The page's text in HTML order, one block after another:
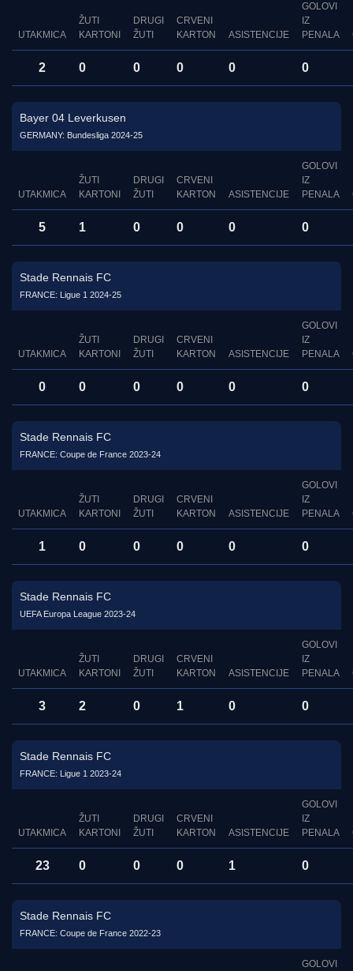
UTAKMICA
ŽUTI
KARTONI
DRUGI
ŽUTI
CRVENI
KARTON
ASISTENCIJE
GOLOVI
IZ
PENALA
2 0 0 0 0 0
Bayer 04 Leverkusen
GERMANY: Bundesliga 2024-25
UTAKMICA
ŽUTI
KARTONI
DRUGI
ŽUTI
CRVENI
KARTON
ASISTENCIJE
GOLOVI
IZ
PENALA
5 1 0 0 0 0
Stade Rennais FC
FRANCE: Ligue 1 2024-25
UTAKMICA
ŽUTI
KARTONI
DRUGI
ŽUTI
CRVENI
KARTON
ASISTENCIJE
GOLOVI
IZ
PENALA
0 0 0 0 0 0
Stade Rennais FC
FRANCE: Coupe de France 2023-24
UTAKMICA
ŽUTI
KARTONI
DRUGI
ŽUTI
CRVENI
KARTON
ASISTENCIJE
GOLOVI
IZ
PENALA
1 0 0 0 0 0
Stade Rennais FC
UEFA Europa League 2023-24
UTAKMICA
ŽUTI
KARTONI
DRUGI
ŽUTI
CRVENI
KARTON
ASISTENCIJE
GOLOVI
IZ
PENALA
3 2 0 1 0 0
Stade Rennais FC
FRANCE: Ligue 1 2023-24
UTAKMICA
ŽUTI
KARTONI
DRUGI
ŽUTI
CRVENI
KARTON
ASISTENCIJE
GOLOVI
IZ
PENALA
23 0 0 0 1 0
Stade Rennais FC
FRANCE: Coupe de France 2022-23
GOLOVI